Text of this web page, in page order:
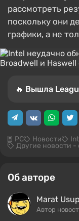
рассмотреть
поскольку они
графики, а не
🔥 Вышла
PC Новости
Другие новости -
Об авторе
Marat
Автор